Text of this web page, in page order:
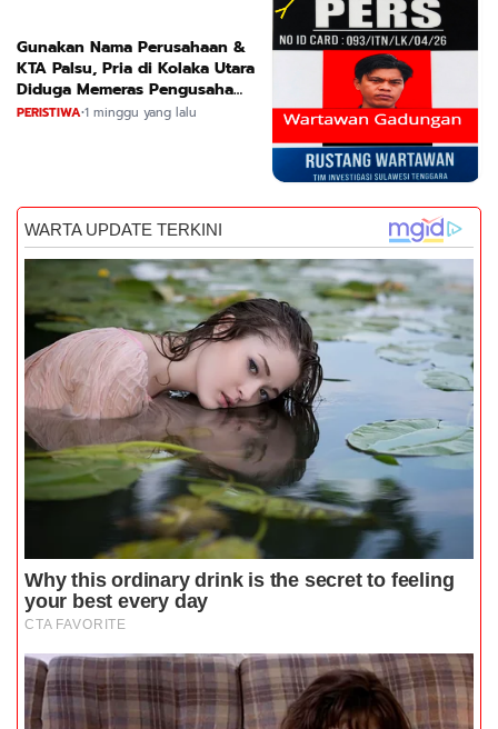
Gunakan Nama Perusahaan &
KTA Palsu, Pria di Kolaka Utara
Diduga Memeras Pengusaha
Tambang dan Minyak
PERISTIWA•1 minggu yang lalu